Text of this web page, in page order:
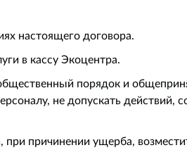
настоящего договора.
в кассу Экоцентра.
порядок и
не допускать
причинении ущерба,